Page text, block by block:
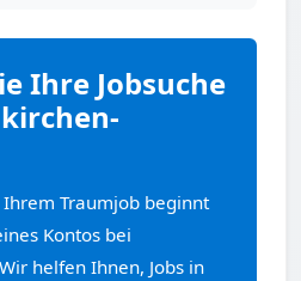
Ihre Jobsuche
Traumjob beginnt
Kontos bei
helfen Ihnen, Jobs in